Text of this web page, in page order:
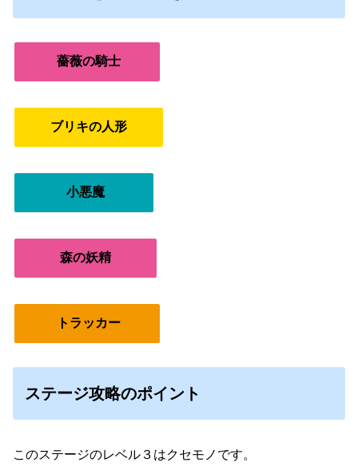
薔薇の騎士
ブリキの人形
小悪魔
森の妖精
トラッカー
ステージ攻略のポイント
このステージのレベル３はクセモノです。